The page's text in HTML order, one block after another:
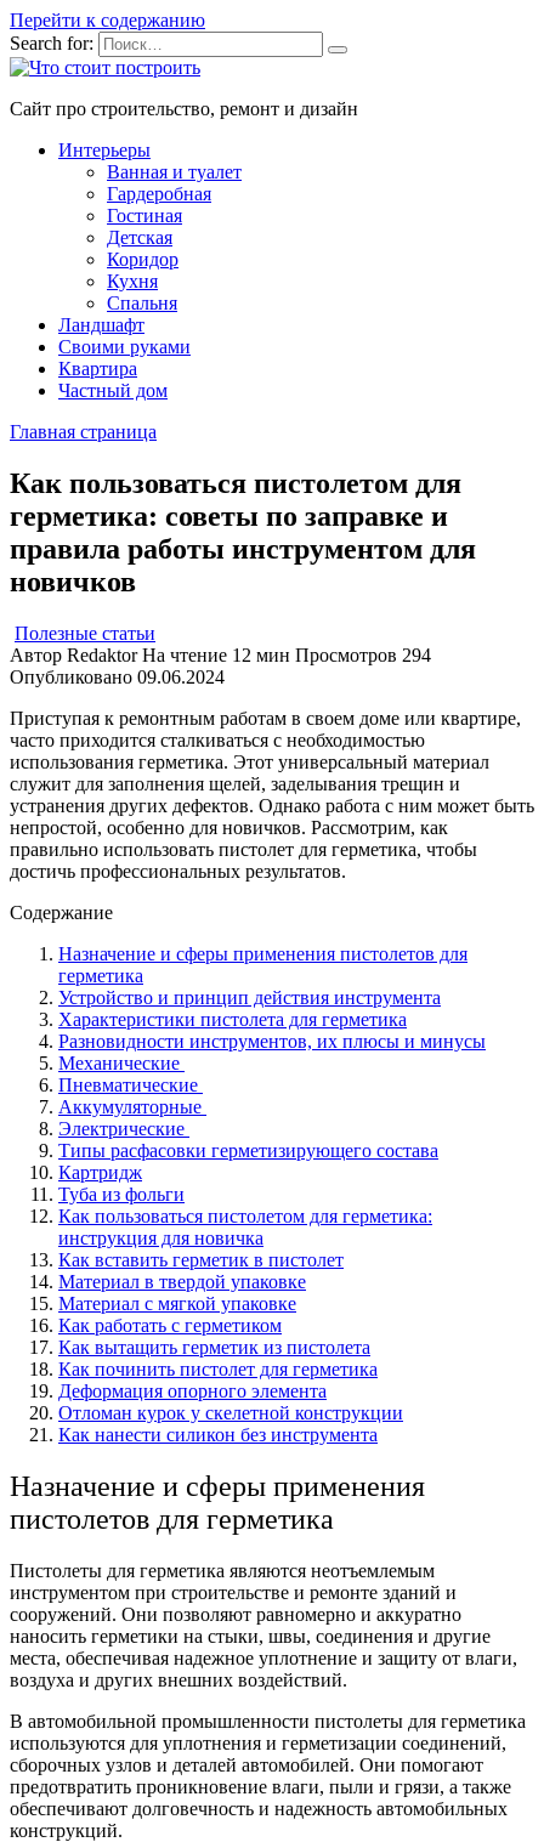
Перейти к содержанию
Search for:
Сайт про строительство, ремонт и дизайн
Интерьеры
Ванная и туалет
Гардеробная
Гостиная
Детская
Коридор
Кухня
Спальня
Ландшафт
Своими руками
Квартира
Частный дом
Главная страница
Как пользоваться пистолетом для
герметика: советы по заправке и
правила работы инструментом для
новичков
Полезные статьи
Автор Redaktor На чтение 12 мин Просмотров 294
Опубликовано 09.06.2024
Приступая к ремонтным работам в своем доме или квартире,
часто приходится сталкиваться с необходимостью
использования герметика. Этот универсальный материал
служит для заполнения щелей, заделывания трещин и
устранения других дефектов. Однако работа с ним может быть
непростой, особенно для новичков. Рассмотрим, как
правильно использовать пистолет для герметика, чтобы
достичь профессиональных результатов.
Содержание
Назначение и сферы применения пистолетов для
герметика
Устройство и принцип действия инструмента
Характеристики пистолета для герметика
Разновидности инструментов, их плюсы и минусы
Механические
Пневматические
Аккумуляторные
Электрические
Типы расфасовки герметизирующего состава
Картридж
Туба из фольги
Как пользоваться пистолетом для герметика:
инструкция для новичка
Как вставить герметик в пистолет
Материал в твердой упаковке
Материал с мягкой упаковке
Как работать с герметиком
Как вытащить герметик из пистолета
Как починить пистолет для герметика
Деформация опорного элемента
Отломан курок у скелетной конструкции
Как нанести силикон без инструмента
Назначение и сферы применения
пистолетов для герметика
Пистолеты для герметика являются неотъемлемым
инструментом при строительстве и ремонте зданий и
сооружений. Они позволяют равномерно и аккуратно
наносить герметики на стыки, швы, соединения и другие
места, обеспечивая надежное уплотнение и защиту от влаги,
воздуха и других внешних воздействий.
В автомобильной промышленности пистолеты для герметика
используются для уплотнения и герметизации соединений,
сборочных узлов и деталей автомобилей. Они помогают
предотвратить проникновение влаги, пыли и грязи, а также
обеспечивают долговечность и надежность автомобильных
конструкций.